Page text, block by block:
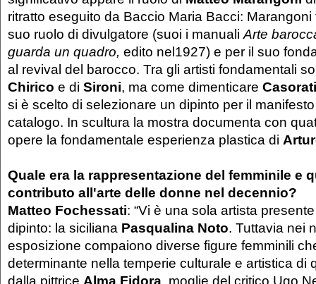
ritratto eseguito da Baccio Maria Bacci:
suo ruolo di divulgatore (suoi i manuali Arte
guarda un quadro, edito nel1927) e per il suo
al revival del barocco. Tra gli artisti fondamentali
Chirico e di Sironi, ma come dimenticare Casorati
si è scelto di selezionare un dipinto per il
catalogo. In scultura la mostra documenta con
opere la fondamentale esperienza plastica di
Quale era la rappresentazione del femminile e
contributo all'arte delle donne nel decennio?
Matteo Fochessati: “Vi è una sola artista
dipinto: la siciliana Pasqualina Noto. Tuttavia nei
esposizione compaiono diverse figure femminili
determinante nella temperie culturale e artistica di
dalla pittrice Alma Fidora, moglie del critico Ugo